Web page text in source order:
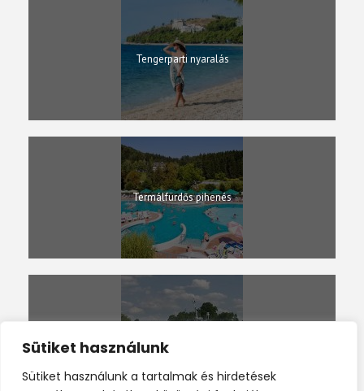
Sütiket használunk
Sütiket használunk a tartalmak és hirdetések
Tengerparti nyaralás
Termálfürdős pihenés